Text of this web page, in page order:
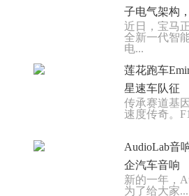
子电气架构
近日，宝马
全新一代智
电...
莲花跑车
星速车队征
传承赛道基
速度传奇。
AudioLab音
企汽车音响
新的一年，
为了给大家...